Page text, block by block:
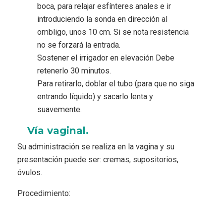
boca, para relajar esfínteres anales e ir
introduciendo la sonda en dirección al
ombligo, unos 10 cm. Si se nota resistencia
no se forzará la entrada.
Sostener el irrigador en elevación Debe
retenerlo 30 minutos.
Para retirarlo, doblar el tubo (para que no siga
entrando líquido) y sacarlo lenta y
suavemente.
Vía vaginal.
Su administración se realiza en la vagina y su
presentación puede ser: cremas, supositorios,
óvulos.
Procedimiento: